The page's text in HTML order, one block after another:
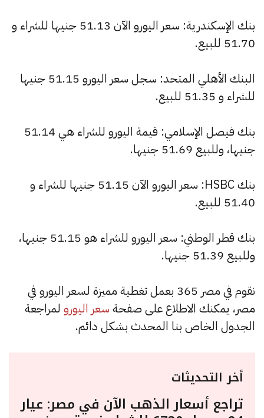
بنك الإسكندرية: سعر اليورو الآن 51.13 جنيها للشراء و
51.70 للبيع.
البنك الأهلي المتحد: سجل سعر اليورو 51.15 جنيها
للشراء و 51.35 للبيع.
بنك فيصل الإسلامي: قيمة اليورو للشراء هي 51.14
جنيها، وللبيع 51.69 جنيها.
بنك HSBC: سعر اليورو الآن 51.15 جنيها للشراء و
51.40 للبيع.
بنك قطر الوطني: سعر اليورو للشراء هو 51.15 جنيها،
وللبيع 51.39 جنيها.
نقوم في مصر 365 بعمل تغطية مميزة لسعر اليورو في
مصر، يمكنك الاطلاع على صفحة سعر اليورو لمراجعة
الجدول الخاص بنا المحدث بشكل دائم.
أخر التحديثات
تراجع أسعار الذهب الآن في مصر: عيار